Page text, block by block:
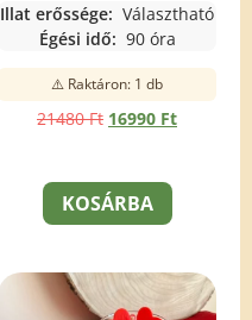
Illat erőssége: Választható
Égési idő: 90 óra
⚠️ Raktáron: 1 db
21480Ft 16990 Ft
KOSÁRBA